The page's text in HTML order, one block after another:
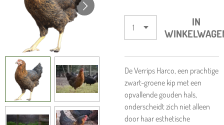
IN
De Verrips Harco, een prachtige
zwart-groene kip met een
opvallende gouden hals,
onderscheidt zich niet alleen
door haar esthetische